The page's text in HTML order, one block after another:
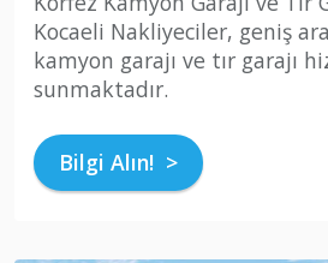
Kocaeli Nakliyeciler, geniş
kamyon garajı ve tır garajı
sunmaktadır.
Bilgi Alın! >